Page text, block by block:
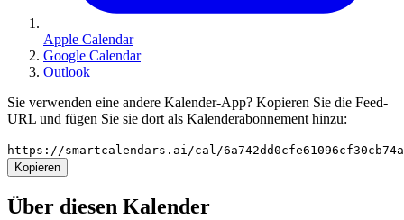
Apple Calendar
Google Calendar
Outlook
Sie verwenden eine andere Kalender-App? Kopieren Sie die Feed-
URL und fügen Sie sie dort als Kalenderabonnement hinzu:
https://smartcalendars.ai/cal/
Kopieren
Über diesen Kalender